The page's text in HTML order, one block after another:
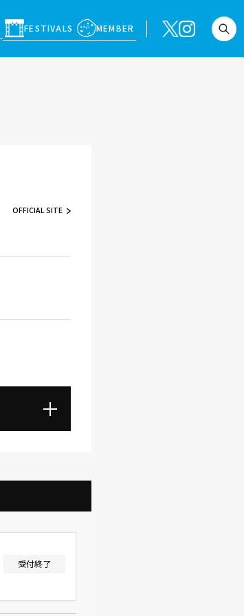
FESTIVALS MEMBER
OFFICIAL SITE
受付終了